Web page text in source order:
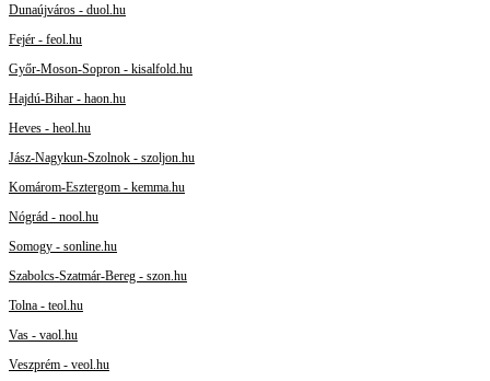
Dunaújváros - duol.hu
Fejér - feol.hu
Győr-Moson-Sopron - kisalfold.hu
Hajdú-Bihar - haon.hu
Heves - heol.hu
Jász-Nagykun-Szolnok - szoljon.hu
Komárom-Esztergom - kemma.hu
Nógrád - nool.hu
Somogy - sonline.hu
Szabolcs-Szatmár-Bereg - szon.hu
Tolna - teol.hu
Vas - vaol.hu
Veszprém - veol.hu